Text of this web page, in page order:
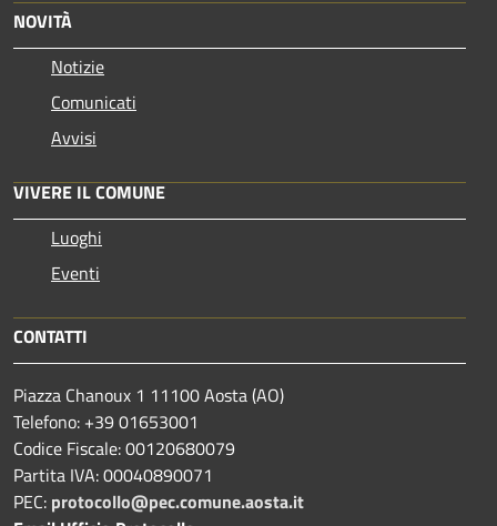
NOVITÀ
Notizie
Comunicati
Avvisi
VIVERE IL COMUNE
Luoghi
Eventi
CONTATTI
Piazza Chanoux 1 11100 Aosta (AO)
Telefono: +39 01653001
Codice Fiscale: 00120680079
Partita IVA: 00040890071
PEC: protocollo@pec.comune.aosta.it